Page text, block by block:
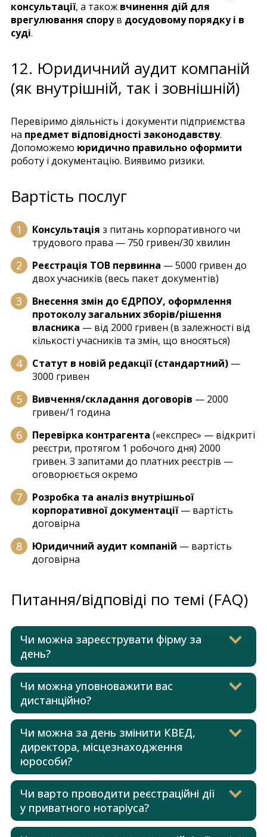
консультації, а також вчинення дій для
врегулювання спорув досудовому порядку і в
суді.
12. Юридичний аудит компаній
(як внутрішній, так і зовнішній)
Перевіримо діяльність і документи підприємства
на предмет відповідності законодавству.
Допоможемо юридично правильно оформити
роботу і документацію. Виявимо ризики.
Вартість послуг
Консультація з питань корпоративного чи
трудового права — 750 гривен/30 хвилин
Реєстрація ТОВ первинна — 5000 гривен до
двох учасників (весь пакет документів)
Внесення змін до ЄДРПОУ, оформлення
протоколу загальних зборів/рішення
власника — від 2000 гривен (в залежності від
кількості учасників та змін, що вносяться)
Статут в новій редакції (стандартний) —
3000 гривен
Вивчення/складання договорів — 2000
гривен/1 година
Перевірка контрагента («експрес» — відкриті
реєстри, протягом 1 робочого дня) 2000
гривен. З запитами до платних реєстрів —
оговорюється окремо
Розробка та аналіз внутрішньої
корпоративної документації— вартість
договірна
Юридичний аудит компаній — вартість
договірна
Питання/відповіді по темі (FAQ)
Чи можна зареєструвати фірму за
день?
Чи можна уповноважити вас
дистанційно?
Чи можна за день змінити КВЕД,
директора, місцезнаходження
юрособи?
Чи варто проводити реєстраційні дії
у приватного нотаріуса?